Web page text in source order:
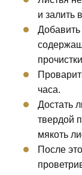
и залить
Добавить
часа.
Достать
твердой
мякоть
После